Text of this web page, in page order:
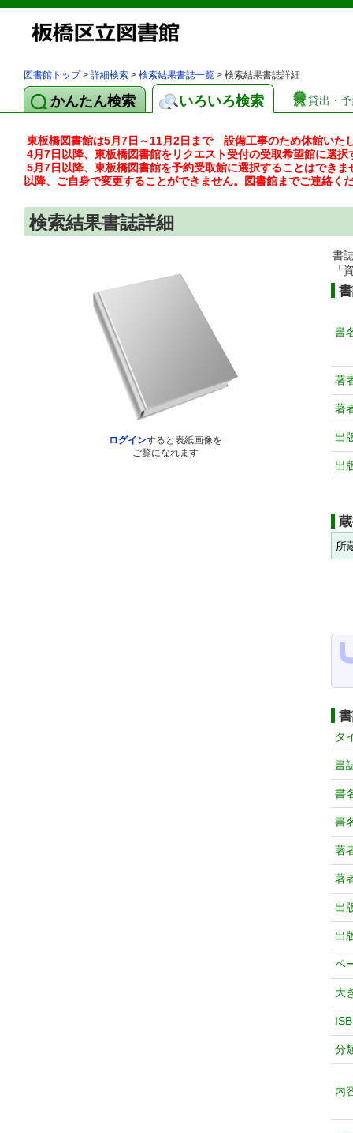
図書館トップ> 詳細検索 > 検索結果書誌一覧 > 検索結果書誌詳細
かんたん検索 いろいろ検索 貸出・
東板橋図書館は5月7日～11月2日まで 設備工事のため休館いた
4月7日以降、東板橋図書館をリクエスト受付の受取希望館に選択
5月7日以降、東板橋図書館を予約受取館に選択することはでき
以降、ご自身で変更することができません。図書館までご連絡く
検索結果書誌詳細
ログインすると表紙画像を
ご覧になれます
書
「
書
著
著
出
出
所
タ
書
書
書
著
著
出
出
ペ
大
分
内